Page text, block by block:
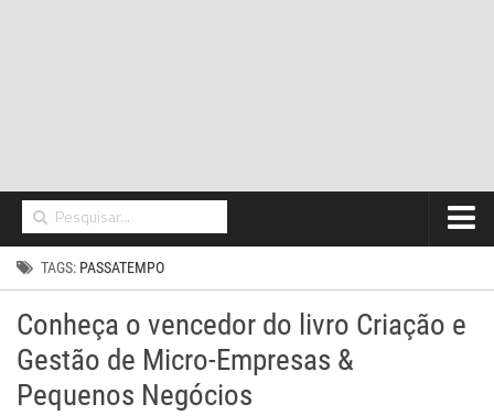
Home
Networking
Segurança
High Tech
TAGS: PASSATEMPO
Conheça o vencedor do livro Criação e
Gestão de Micro-Empresas &
Pequenos Negócios